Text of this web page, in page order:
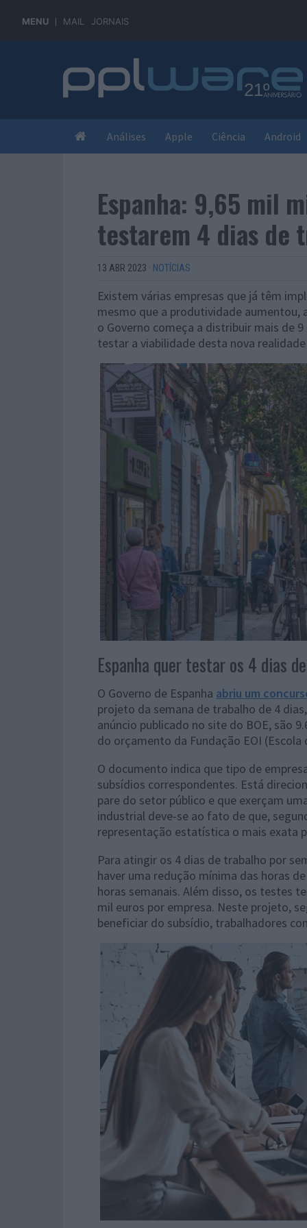
MENU MAIL JORNAIS
Análises Apple Ciência Android
Espanha: 9,65 mil
testarem 4 dias de
13 ABR 2023 · NOTÍCIAS
Existem várias empresas que já têm
mesmo que a produtividade aumentou,
o Governo começa a distribuir mais de
testar a viabilidade desta nova
Espanha quer testar os 4 dias
O Governo de Espanha abriu um
projeto da semana de trabalho de 4
anúncio publicado no site do BOE, são
do orçamento da Fundação EOI
O documento indica que tipo de
subsídios correspondentes. Está
pare do setor público e que exerçam
industrial deve-se ao fato de que,
representação estatística o mais exata
Para atingir os 4 dias de trabalho por
haver uma redução mínima das horas
horas semanais. Além disso, os testes
mil euros por empresa. Neste projeto,
beneficiar do subsídio, trabalhadores